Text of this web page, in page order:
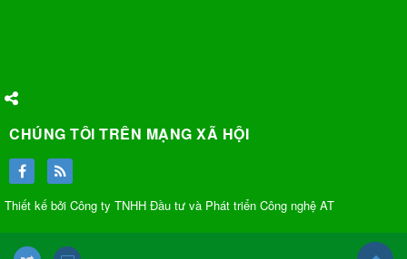
CHÚNG TÔI TRÊN MẠNG XÃ HỘI
Thiết kế bởi Công ty TNHH Đầu tư và Phát triển Công nghệ AT